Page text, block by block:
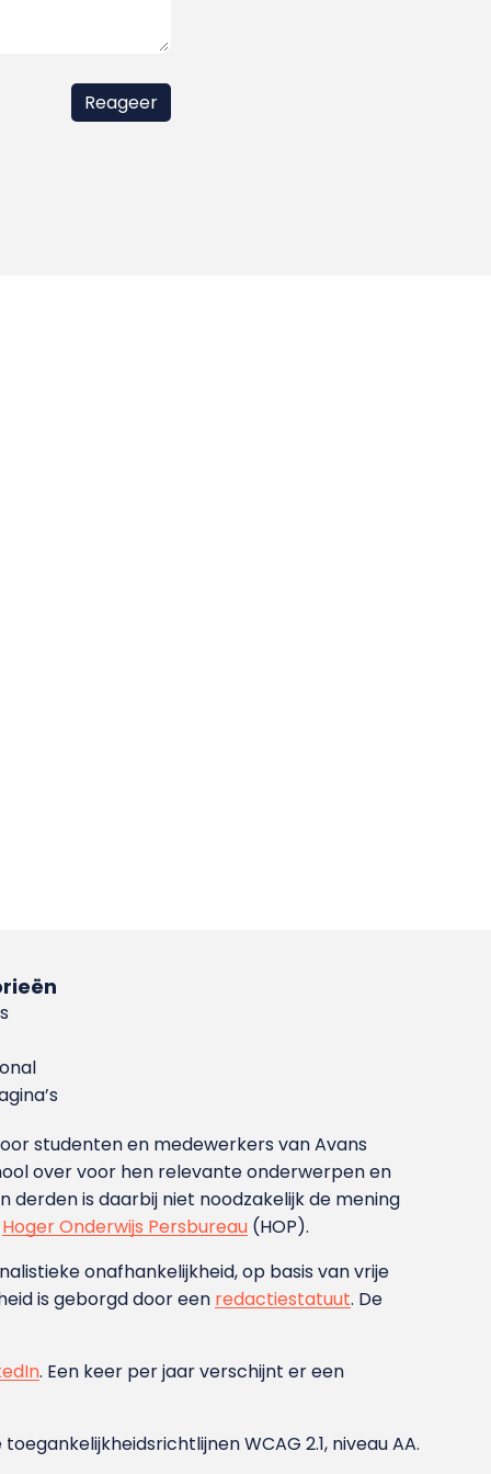
studenten en medewerkers van Avans
over voor hen relevante onderwerpen en
is daarbij niet noodzakelijk de mening
Hoger Onderwijs Persbureau (HOP).
onafhankelijkheid, op basis van vrije
is geborgd door een redactiestatuut. De
. Een keer per jaar verschijnt er een
WCAG 2.1, niveau AA.